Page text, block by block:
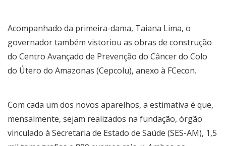
Acompanhado da primeira-dama, Taiana Lima, o
governador também vistoriou as obras de construção
do Centro Avançado de Prevenção do Câncer do Colo
do Útero do Amazonas (Cepcolu), anexo à FCecon.
Com cada um dos novos aparelhos, a estimativa é que,
mensalmente, sejam realizados na fundação, órgão
vinculado à Secretaria de Estado de Saúde (SES-AM), 1,5